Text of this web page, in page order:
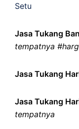
Setu
Jasa Tukang
tempatnya
Jasa Tukang
Jasa Tukang
tempatnya